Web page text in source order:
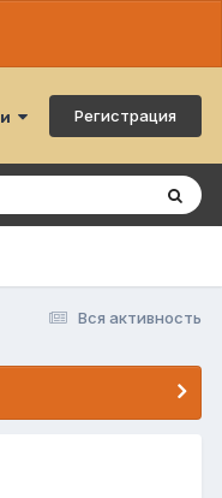
Регистрация
Вся активность